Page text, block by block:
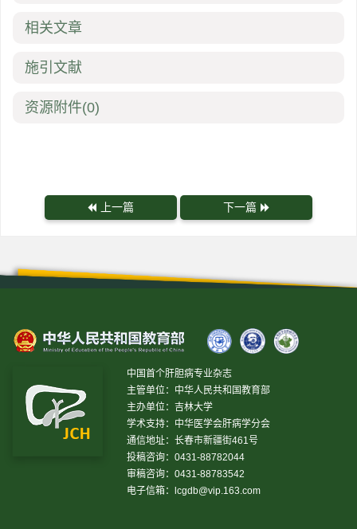
相关文章
施引文献
资源附件(0)
上一篇 下一篇
中国首个肝胆病专业杂志
主管单位：中华人民共和国教育部
主办单位：吉林大学
学术支持：中华医学会肝病学分会
通信地址：长春市新疆街461号
投稿咨询：0431-88782044
审稿咨询：0431-88783542
电子信箱：
lcgdb@vip.163.com